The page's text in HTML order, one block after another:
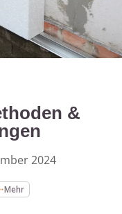
&
2024
Mehr